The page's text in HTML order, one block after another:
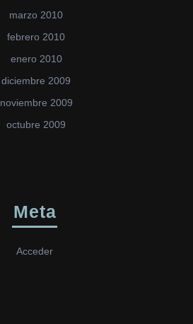
marzo 2010
febrero 2010
enero 2010
diciembre 2009
noviembre 2009
octubre 2009
Meta
Acceder